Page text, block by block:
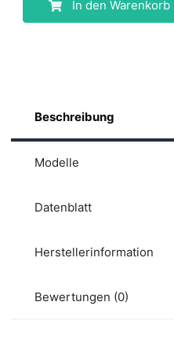
In den Warenkorb
Beschreibung
Modelle
Datenblatt
Herstellerinformation
Bewertungen (0)